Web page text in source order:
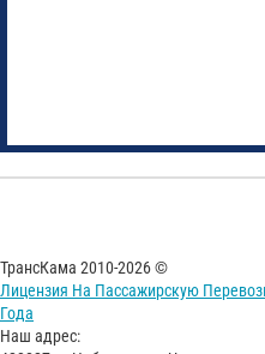
ТрансКама 2010-2026 ©
Лицензия На Пассажирскую
Года
Наш адрес: